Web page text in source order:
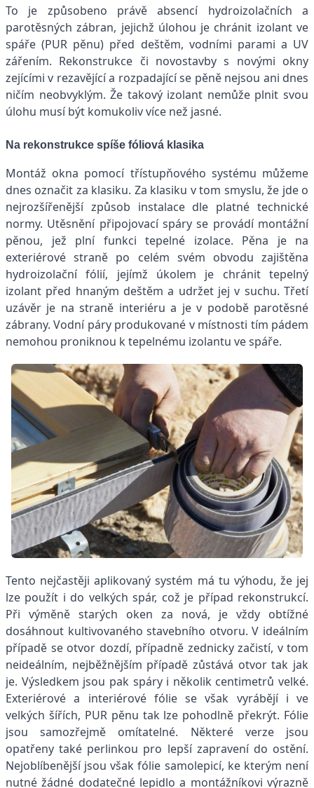
To je způsobeno právě absencí hydroizolačních a
parotěsných zábran, jejichž úlohou je chránit izolant ve
spáře (PUR pěnu) před deštěm, vodními parami a UV
zářením. Rekonstrukce či novostavby s novými okny
zejícími v rezavějící a rozpadající se pěně nejsou ani dnes
ničím neobvyklým. Že takový izolant nemůže plnit svou
úlohu musí být komukoliv více než jasné.
Na rekonstrukce spíše fóliová klasika
Montáž okna pomocí třístupňového systému můžeme
dnes označit za klasiku. Za klasiku v tom smyslu, že jde o
nejrozšířenější způsob instalace dle platné technické
normy. Utěsnění připojovací spáry se provádí montážní
pěnou, jež plní funkci tepelné izolace. Pěna je na
exteriérové straně po celém svém obvodu zajištěna
hydroizolační fólií, jejímž úkolem je chránit tepelný
izolant před hnaným deštěm a udržet jej v suchu. Třetí
uzávěr je na straně interiéru a je v podobě parotěsné
zábrany. Vodní páry produkované v místnosti tím pádem
nemohou proniknou k tepelnému izolantu ve spáře.
Tento nejčastěji aplikovaný systém má tu výhodu, že jej
lze použít i do velkých spár, což je případ rekonstrukcí.
Při výměně starých oken za nová, je vždy obtížné
dosáhnout kultivovaného stavebního otvoru. V ideálním
případě se otvor dozdí, případně zednicky začistí, v tom
neideálním, nejběžnějším případě zůstává otvor tak jak
je. Výsledkem jsou pak spáry i několik centimetrů velké.
Exteriérové a interiérové fólie se však vyrábějí i ve
velkých šířích, PUR pěnu tak lze pohodlně překrýt. Fólie
jsou samozřejmě omítatelné. Některé verze jsou
opatřeny také perlinkou pro lepší zapravení do ostění.
Nejoblíbenější jsou však fólie samolepicí, ke kterým není
nutné žádné dodatečné lepidlo a montážníkovi výrazně